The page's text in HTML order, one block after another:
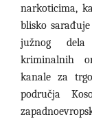
narkoticima,
blisko
južnog dela
kriminalnih
kanale za
područja